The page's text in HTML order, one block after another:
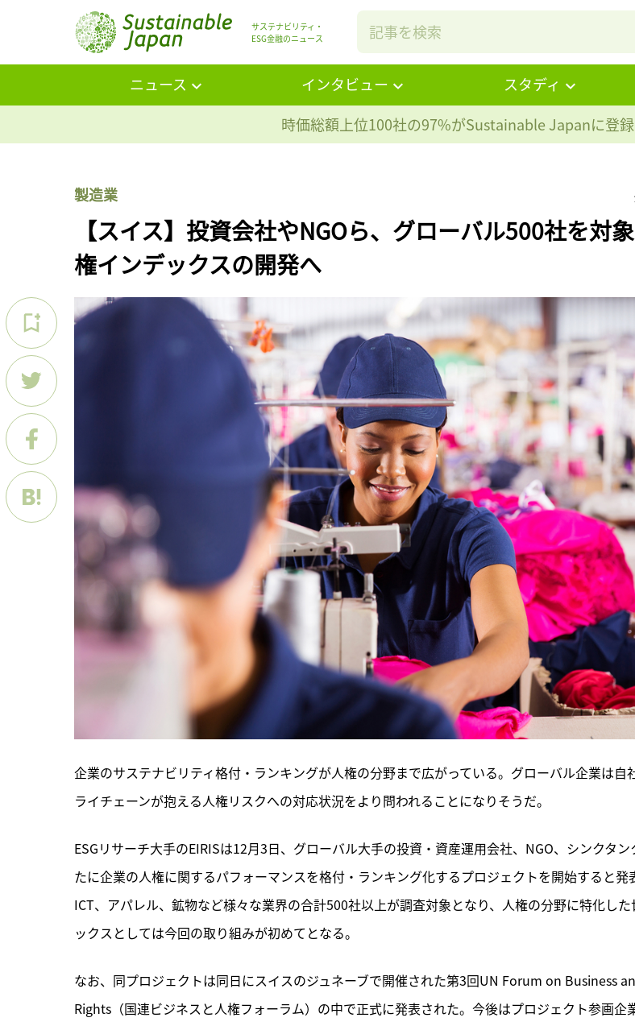
サステナビリティ・
ESG金融のニュース
ニュース インタビュー スタディ
時価総額上位100社の97%がSustainable Japanに登
製造業
【スイス】投資会社やNGOら、グローバル500社を対
権インデックスの開発へ
企業のサステナビリティ格付・ランキングが人権の分野まで広がっている。グローバル企業は自
ライチェーンが抱える人権リスクへの対応状況をより問われることになりそうだ。
ESGリサーチ大手のEIRISは12月3日、グローバル大手の投資・資産運用会社、NGO、シンクタ
たに企業の人権に関するパフォーマンスを格付・ランキング化するプロジェクトを開始すると発
ICT、アパレル、鉱物など様々な業界の合計500社以上が調査対象となり、人権の分野に特化し
ックスとしては今回の取り組みが初めてとなる。
なお、同プロジェクトは同日にスイスのジュネーブで開催された第3回UN Forum on Business
Rights（国連ビジネスと人権フォーラム）の中で正式に発表された。今後はプロジェクト参画企